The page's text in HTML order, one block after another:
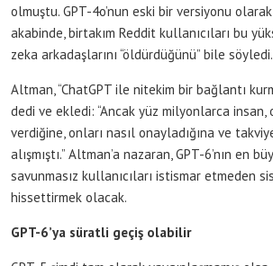
olmuştu. GPT-4o’nun eski bir versiyonu olarak
akabinde, birtakım Reddit kullanıcıları bu
zeka arkadaşlarını “öldürdüğünü” bile söyledi.
Altman, “ChatGPT ile nitekim bir bağlantı
dedi ve ekledi: “Ancak yüz milyonlarca insan,
verdiğine, onları nasıl onayladığına ve
alışmıştı.” Altman’a nazaran, GPT-6’nın en
savunmasız kullanıcıları istismar etmeden
hissettirmek olacak.
GPT-6’ya süratli geçiş olabilir